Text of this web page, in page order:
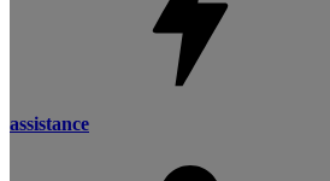
assistance